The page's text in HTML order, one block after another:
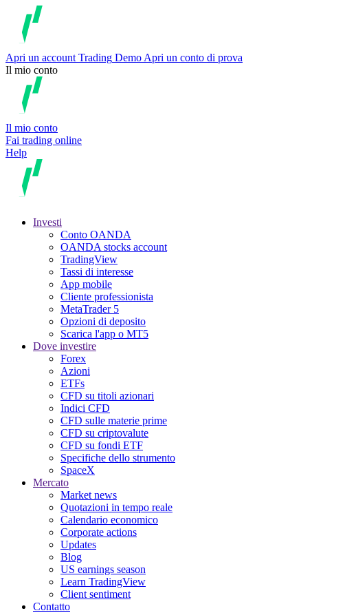
Apri un account Trading Demo Apri un conto di prova
Il mio conto
Il mio conto
Fai trading online
Help
Investi
Conto OANDA
OANDA stocks account
TradingView
Tassi di interesse
App mobile
Cliente professionista
MetaTrader 5
Opzioni di deposito
Scarica l'app o MT5
Dove investire
Forex
Azioni
ETFs
CFD su titoli azionari
Indici CFD
CFD sulle materie prime
CFD su criptovalute
CFD su fondi ETF
Specifiche dello strumento
SpaceX
Mercato
Market news
Quotazioni in tempo reale
Calendario economico
Corporate actions
Updates
Blog
US earnings season
Learn TradingView
Client sentiment
Contatto